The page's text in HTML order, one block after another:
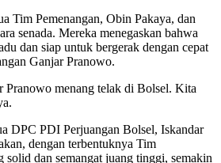
Tim Pemenangan, Obin Pakaya, dan
senada. Mereka menegaskan bahwa
dan siap untuk bergerak dengan cepat
Ganjar Pranowo.
Pranowo menang telak di Bolsel. Kita
DPC PDI Perjuangan Bolsel, Iskandar
dengan terbentuknya Tim
solid dan semangat juang tinggi, semakin